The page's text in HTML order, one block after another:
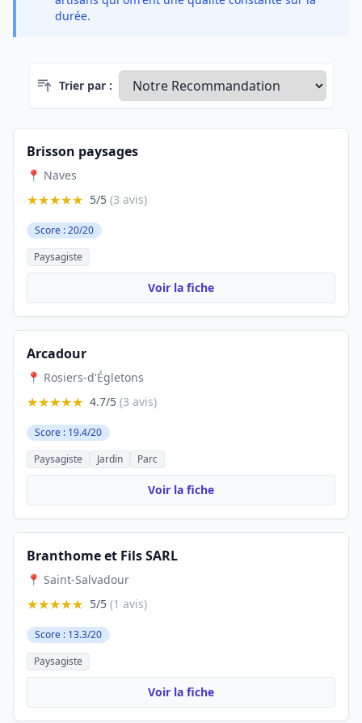
durée.
Trier par :
Brisson paysages
📍 Naves
★★★★★ 5/5 (3 avis)
Score : 20/20
Paysagiste
Voir la fiche
Arcadour
📍 Rosiers-d'Égletons
★★★★★ 4.7/5 (3 avis)
Score : 19.4/20
Paysagiste
Jardin Parc
Voir la fiche
Branthome et Fils SARL
📍 Saint-Salvadour
★★★★★ 5/5 (1 avis)
Score : 13.3/20
Paysagiste
Voir la fiche